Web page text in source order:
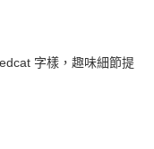
字樣，趣味細節提